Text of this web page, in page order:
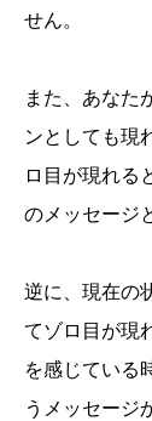
せん。
また、あなた
ンとしても現
ロ目が現れる
のメッセージ
逆に、現在の
てゾロ目が現
を感じている
うメッセージ